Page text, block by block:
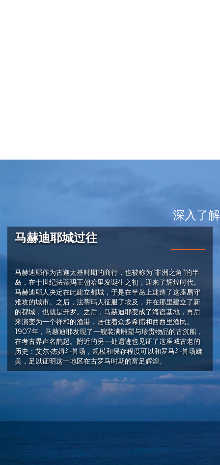
深入了解
马赫迪耶城过往
马赫迪耶作为古迦太基时期的商行，也被称为“非洲之角”的半
岛，在十世纪法蒂玛王朝哈里发诞生之初，迎来了辉煌时代。
马赫迪耶人决定在此建立都城，于是在半岛上建造了这座易守
难攻的城市。之后，法蒂玛人征服了埃及，并在那里建立了新
的都城，也就是开罗。之后，马赫迪耶变成了海盗基地，再后
来演变为一个祥和的渔港，居住着众多希腊和西西里渔民。
1907年，马赫迪耶发现了一艘装满雕塑与珍贵物品的古沉船，
在考古界声名鹊起。附近的另一处遗迹也见证了这座城古老的
历史：艾尔•杰姆斗兽场，规模和保存程度可以和罗马斗兽场媲
美，足以证明这一地区在古罗马时期的富足辉煌。